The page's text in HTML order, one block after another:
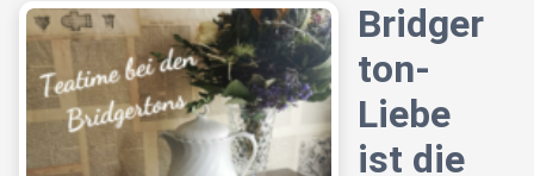
Bridger
ton-
Liebe
ist die